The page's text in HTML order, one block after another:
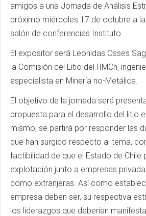
amigos a una Jornada de Análisis
próximo miércoles 17 de octubre a
salón de conferencias Instituto.
El expositor será Leonidas Osses
la Comisión del Litio del IIMCh,
especialista en Minería no-Metálica.
El objetivo de la jornada será
propuesta para el desarrollo del litio
mismo, se partirá por responder las
que han surgido respecto al tema,
factibilidad de que el Estado de Chile
explotación junto a empresas
como extranjeras. Así como
empresa deben ser, su respectiva
los liderazgos que deberían